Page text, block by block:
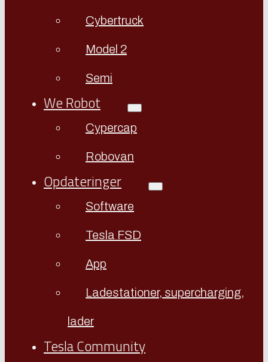
Cybertruck
Model 2
Semi
We Robot
Cypercap
Robovan
Opdateringer
Software
Tesla FSD
App
Ladestationer, supercharging,
lader
Tesla Community